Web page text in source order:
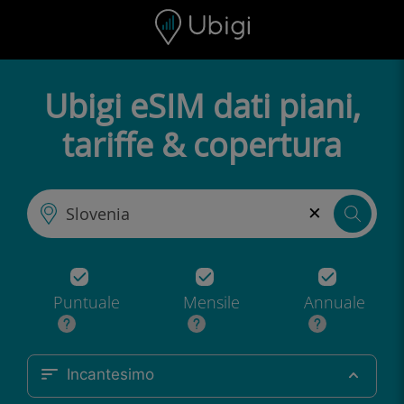
Barra di navigazione
Ubigi eSIM dati piani,
tariffe & copertura
×
Puntuale Mensile Annuale
Incantesimo